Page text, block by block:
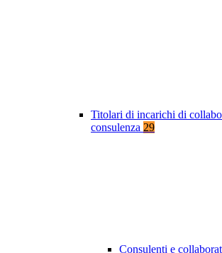
Titolari di incarichi di
consulenza 29
Consulenti e